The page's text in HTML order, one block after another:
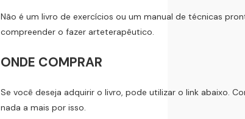
Não é um livro de exercícios ou um manual de técnicas
compreender o fazer arteterapêutico.
ONDE COMPRAR
Se você deseja adquirir o livro, pode utilizar o link abaixo.
nada a mais por isso.